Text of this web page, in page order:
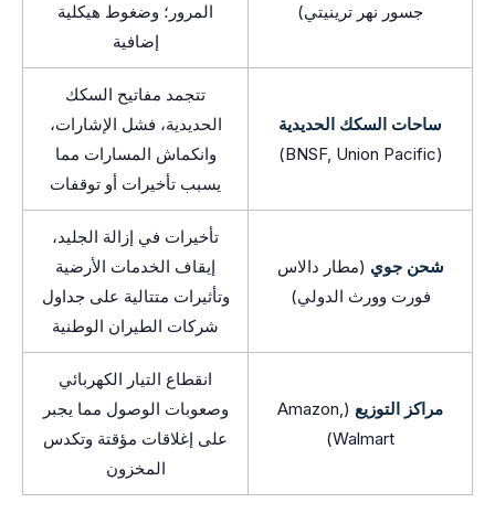
جسور نهر ترينيتي)
المرور؛ وضغوط هيكلية
إضافية
ساحات السكك الحديدية
(BNSF, Union Pacific)
تتجمد مفاتيح السكك
الحديدية، فشل الإشارات،
وانكماش المسارات مما
يسبب تأخيرات أو توقفات
شحن جوي (مطار دالاس
فورت وورث الدولي)
تأخيرات في إزالة الجليد،
إيقاف الخدمات الأرضية
وتأثيرات متتالية على جداول
شركات الطيران الوطنية
مراكز التوزيع (Amazon,
Walmart)
انقطاع التيار الكهربائي
وصعوبات الوصول مما يجبر
على إغلاقات مؤقتة وتكدس
المخزون